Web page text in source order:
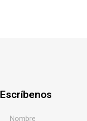
Escríbenos